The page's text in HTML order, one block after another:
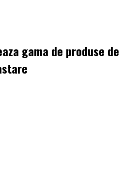
gama de produse de